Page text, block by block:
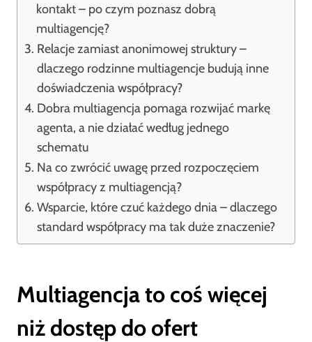
kontakt – po czym poznasz dobrą
multiagencję?
Relacje zamiast anonimowej struktury –
dlaczego rodzinne multiagencje budują inne
doświadczenia współpracy?
Dobra multiagencja pomaga rozwijać markę
agenta, a nie działać według jednego
schematu
Na co zwrócić uwagę przed rozpoczęciem
współpracy z multiagencją?
Wsparcie, które czuć każdego dnia – dlaczego
standard współpracy ma tak duże znaczenie?
Multiagencja to coś więcej
niż dostęp do ofert